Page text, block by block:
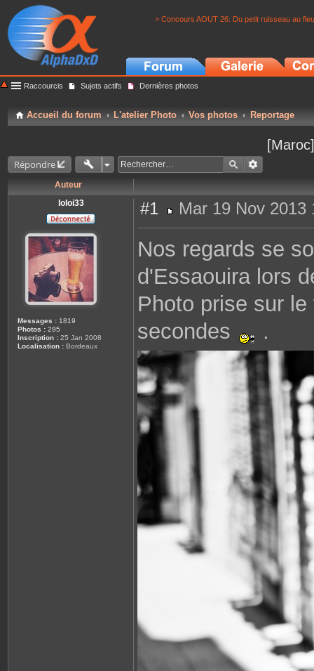
> Concours AOUT 26: Du petit ruisseau au
Raccourcis Sujets actifs Dernières photos
Accueil du forum L'atelier Photo Vos photos Reportage
Répondre
Auteur
loloi33
Messages : 1819
Photos : 295
Inscription : 25 Jan 2008
Localisation : Bordeaux
#1
e
a
Mar 19 Nov 2013
Nos regards se
d'Essaouira lors
Photo prise sur
secondes
.